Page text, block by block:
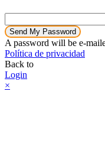
Send My Password
A password will be e-
Política de privacidad
Back to
Login
×